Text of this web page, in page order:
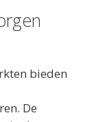
bieden
De